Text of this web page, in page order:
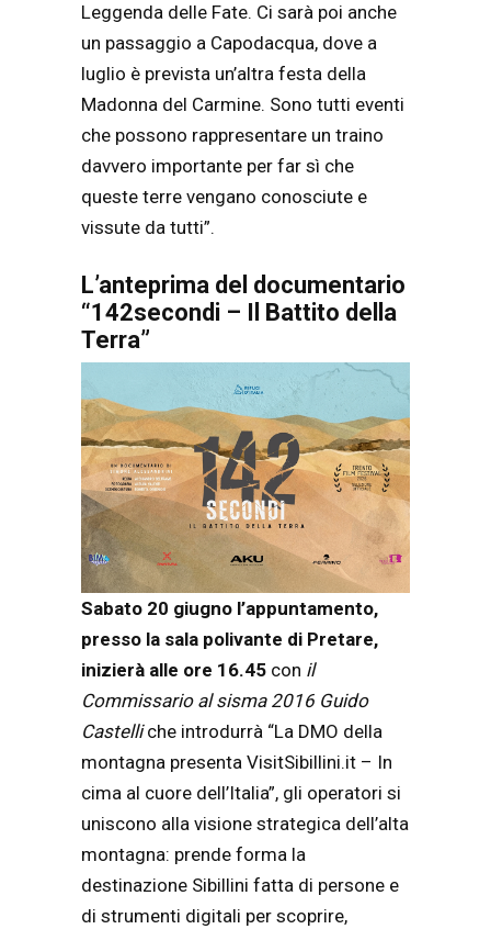
Leggenda delle Fate. Ci sarà poi anche
un passaggio a Capodacqua, dove a
luglio è prevista un’altra festa della
Madonna del Carmine. Sono tutti eventi
che possono rappresentare un traino
davvero importante per far sì che
queste terre vengano conosciute e
vissute da tutti”.
L’anteprima del documentario
“142secondi – Il Battito della
Terra”
Sabato 20 giugno l’appuntamento,
presso la sala polivante di Pretare,
inizierà alle ore 16.45 con il
Commissario al sisma 2016 Guido
Castelliche introdurrà “La DMO della
montagna presenta VisitSibillini.it – In
cima al cuore dell’Italia”, gli operatori si
uniscono alla visione strategica dell’alta
montagna: prende forma la
destinazione Sibillini fatta di persone e
di strumenti digitali per scoprire,